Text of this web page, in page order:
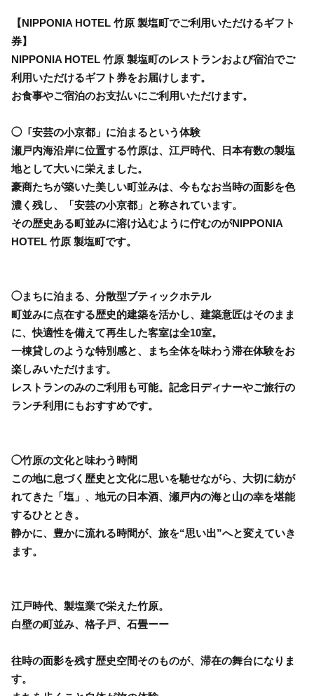
【NIPPONIA HOTEL 竹原 製塩町でご利用いただけるギフト
券】
NIPPONIA HOTEL 竹原 製塩町のレストランおよび宿泊でご
利用いただけるギフト券をお届けします。
お食事やご宿泊のお支払いにご利用いただけます。
◯「安芸の小京都」に泊まるという体験
瀬戸内海沿岸に位置する竹原は、江戸時代、日本有数の製塩
地として大いに栄えました。
豪商たちが築いた美しい町並みは、今もなお当時の面影を色
濃く残し、「安芸の小京都」と称されています。
その歴史ある町並みに溶け込むように佇むのがNIPPONIA
HOTEL 竹原 製塩町です。
◯まちに泊まる、分散型ブティックホテル
町並みに点在する歴史的建築を活かし、建築意匠はそのまま
に、快適性を備えて再生した客室は全10室。
一棟貸しのような特別感と、まち全体を味わう滞在体験をお
楽しみいただけます。
レストランのみのご利用も可能。記念日ディナーやご旅行の
ランチ利用にもおすすめです。
◯竹原の文化と味わう時間
この地に息づく歴史と文化に思いを馳せながら、大切に紡が
れてきた「塩」、地元の日本酒、瀬戸内の海と山の幸を堪能
するひととき。
静かに、豊かに流れる時間が、旅を“思い出”へと変えていき
ます。
江戸時代、製塩業で栄えた竹原。
白壁の町並み、格子戸、石畳ーー
往時の面影を残す歴史空間そのものが、滞在の舞台になりま
す。